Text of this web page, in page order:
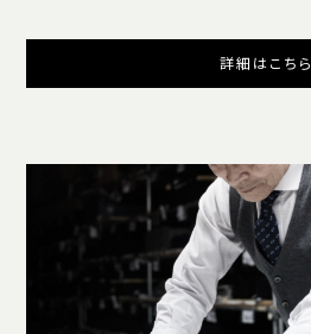
詳細はこちら